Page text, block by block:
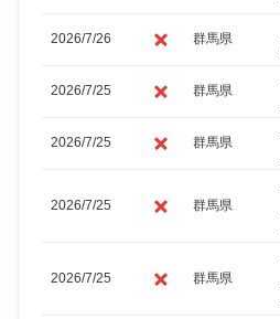
2026/7/26 群馬県
2026/7/25 群馬県
2026/7/25 群馬県
2026/7/25 群馬県
2026/7/25 群馬県